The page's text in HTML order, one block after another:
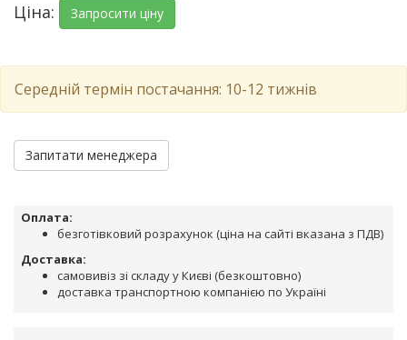
Ціна: Запросити ціну
Середній термін постачання: 10-12 тижнів
Запитати менеджера
Оплата:
безготівковий розрахунок (ціна на сайті вказана з ПДВ)
Доставка:
самовивіз зі складу у Києві (безкоштовно)
доставка транспортною компанією по Україні